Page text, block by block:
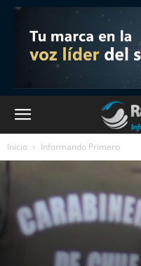
Inicio Informando Primero